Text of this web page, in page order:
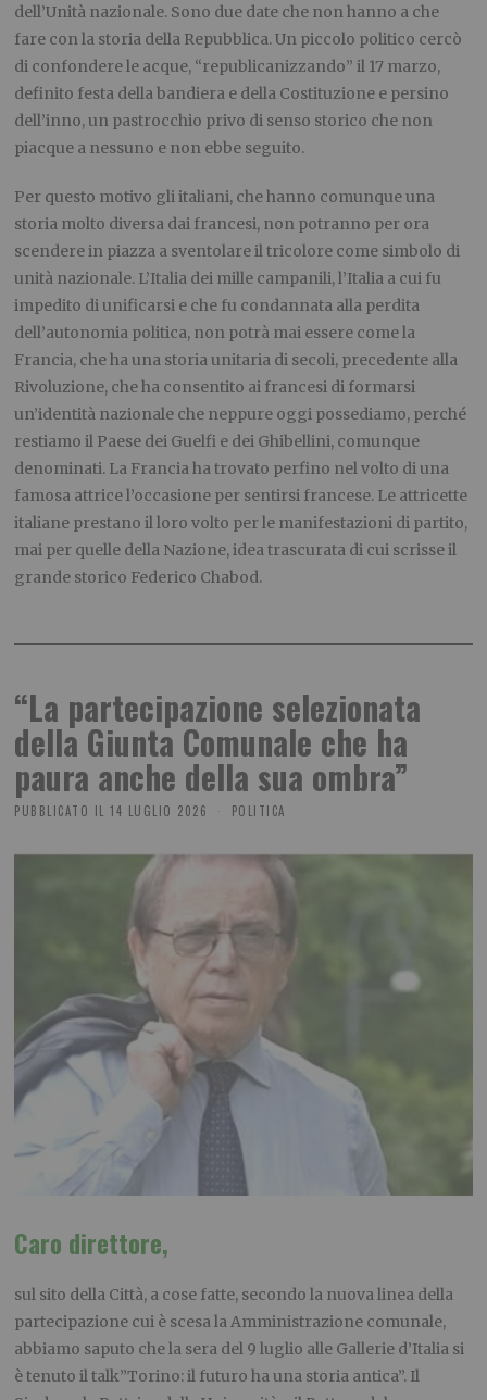
dell’Unità nazionale. Sono due date che non hanno a che
fare con la storia della Repubblica. Un piccolo politico cercò
di confondere le acque, “republicanizzando” il 17 marzo,
definito festa della bandiera e della Costituzione e persino
dell’inno, un pastrocchio privo di senso storico che non
piacque a nessuno e non ebbe seguito.
Per questo motivo gli italiani, che hanno comunque una
storia molto diversa dai francesi, non potranno per ora
scendere in piazza a sventolare il tricolore come simbolo di
unità nazionale. L’Italia dei mille campanili, l’Italia a cui fu
impedito di unificarsi e che fu condannata alla perdita
dell’autonomia politica, non potrà mai essere come la
Francia, che ha una storia unitaria di secoli, precedente alla
Rivoluzione, che ha consentito ai francesi di formarsi
un’identità nazionale che neppure oggi possediamo, perché
restiamo il Paese dei Guelfi e dei Ghibellini, comunque
denominati. La Francia ha trovato perfino nel volto di una
famosa attrice l’occasione per sentirsi francese. Le attricette
italiane prestano il loro volto per le manifestazioni di partito,
mai per quelle della Nazione, idea trascurata di cui scrisse il
grande storico Federico Chabod.
“La partecipazione selezionata
della Giunta Comunale che ha
paura anche della sua ombra”
PUBBLICATO IL 14 LUGLIO 2026 POLITICA
Caro direttore,
sul sito della Città, a cose fatte, secondo la nuova linea della
partecipazione cui è scesa la Amministrazione comunale,
abbiamo saputo che la sera del 9 luglio alle Gallerie d’Italia si
è tenuto il talk”Torino: il futuro ha una storia antica”. Il